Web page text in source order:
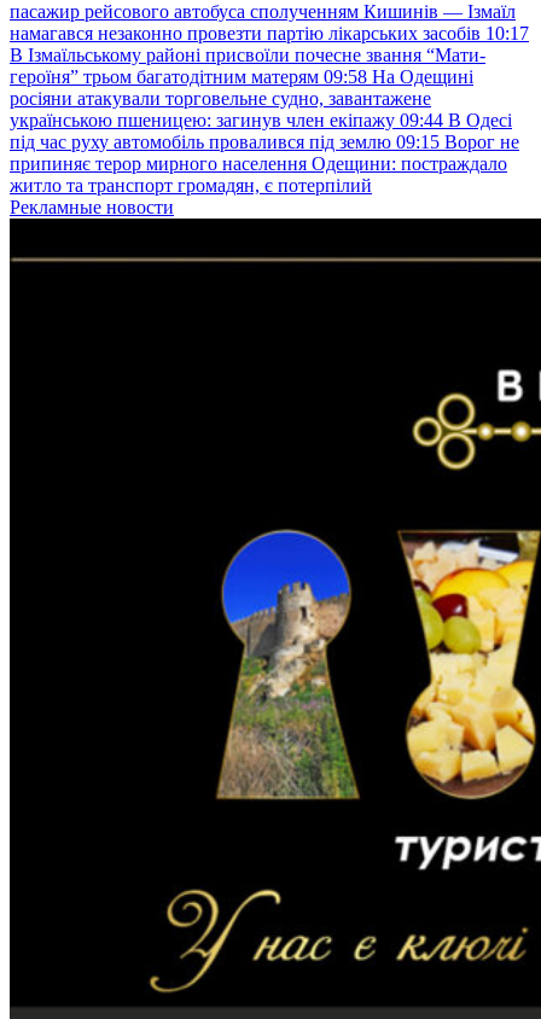
пасажир рейсового автобуса сполученням Кишинів — Ізмаїл
намагався незаконно провезти партію лікарських засобів 10:17
В Ізмаїльському районі присвоїли почесне звання “Мати-
героїня” трьом багатодітним матерям 09:58 На Одещині
росіяни атакували торговельне судно, завантажене
українською пшеницею: загинув член екіпажу 09:44 В Одесі
під час руху автомобіль провалився під землю 09:15 Ворог не
припиняє терор мирного населення Одещини: постраждало
житло та транспорт громадян, є потерпілий
Рекламные новости